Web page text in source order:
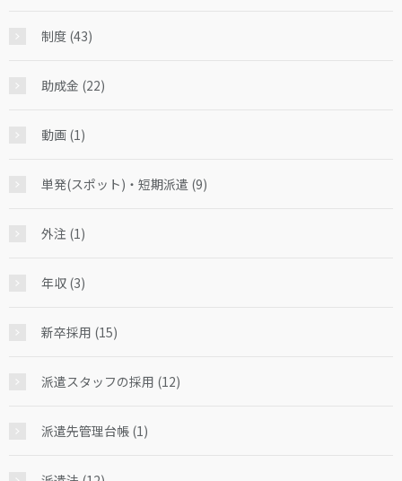
制度 (43)
助成金 (22)
動画 (1)
単発(スポット)・短期派遣 (9)
外注 (1)
年収 (3)
新卒採用 (15)
派遣スタッフの採用 (12)
派遣先管理台帳 (1)